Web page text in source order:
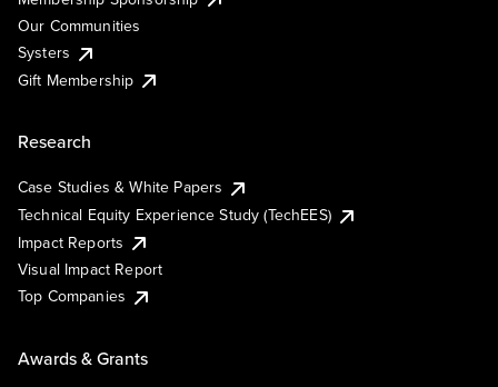
Our Communities
Systers
Gift Membership
Research
Case Studies & White Papers
Technical Equity Experience Study (TechEES)
Impact Reports
Visual Impact Report
Top Companies
Awards & Grants